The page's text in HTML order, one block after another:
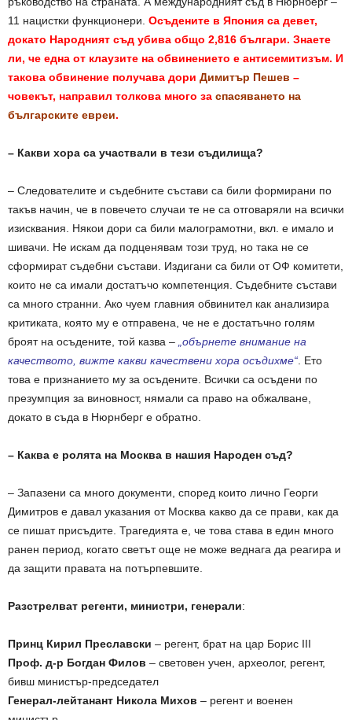
11 нацистки функционери. Осъдените в Япония са девет,
докато Народният съд убива общо 2,816 българи. Знаете
ли, че една от клаузите на обвинението е антисемитизъм. И
такова обвинение получава дори Димитър Пешев –
човекът, направил толкова много за спасяването на
българските евреи.
– Какви хора са участвали в тези съдилища?
– Следователите и съдебните състави са били формирани по
такъв начин, че в повечето случаи те не са отговаряли на всички
изисквания. Някои дори са били малограмотни, вкл. е имало и
шивачи. Не искам да подценявам този труд, но така не се
сформират съдебни състави. Издигани са били от ОФ комитети,
които не са имали достатъчо компетенция. Съдебните състави
са много странни. Ако чуем главния обвинител как анализира
критиката, която му е отправена, че не е достатъчно голям
броят на осъдените, той казва – „обърнете внимание на
качеството, вижте какви качествени хора осъдихме“. Ето
това е признанието му за осъдените. Всички са осъдени по
презумпция за виновност, нямали са право на обжалване,
докато в съда в Нюрнберг е обратно.
– Каква е ролята на Москва в нашия Народен съд?
– Запазени са много документи, според които лично Георги
Димитров е давал указания от Москва какво да се прави, как да
се пишат присъдите. Трагедията е, че това става в един много
ранен период, когато светът още не може веднага да реагира и
да защити правата на потърпевшите.
Разстрелват регенти, министри, генерали:
Принц Кирил Преславски – регент, брат на цар Борис III
Проф. д-р Богдан Филов – световен учен, археолог, регент,
бивш министър-председател
Генерал-лейтанант Никола Михов – регент и военен